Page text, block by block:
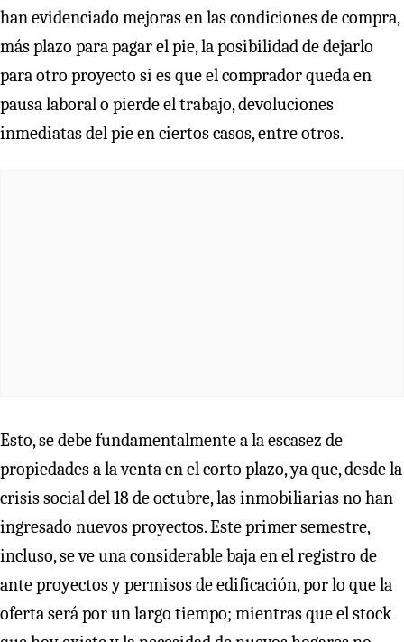
han evidenciado mejoras en las condiciones de compra,
más plazo para pagar el pie, la posibilidad de dejarlo
para otro proyecto si es que el comprador queda en
pausa laboral o pierde el trabajo, devoluciones
inmediatas del pie en ciertos casos, entre otros.
Esto, se debe fundamentalmente a la escasez de
propiedades a la venta en el corto plazo, ya que, desde la
crisis social del 18 de octubre, las inmobiliarias no han
ingresado nuevos proyectos. Este primer semestre,
incluso, se ve una considerable baja en el registro de
ante proyectos y permisos de edificación, por lo que la
oferta será por un largo tiempo; mientras que el stock